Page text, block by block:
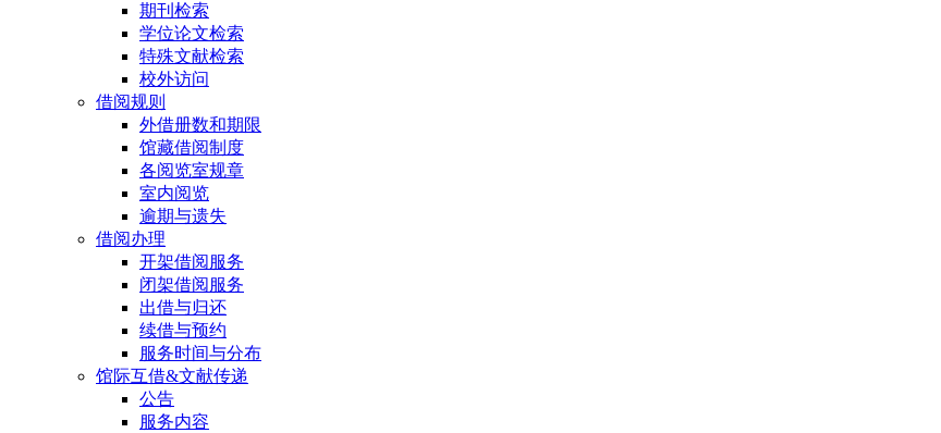
期刊检索
学位论文检索
特殊文献检索
校外访问
借阅规则
外借册数和期限
馆藏借阅制度
各阅览室规章
室内阅览
逾期与遗失
借阅办理
开架借阅服务
闭架借阅服务
出借与归还
续借与预约
服务时间与分布
馆际互借&文献传递
公告
服务内容